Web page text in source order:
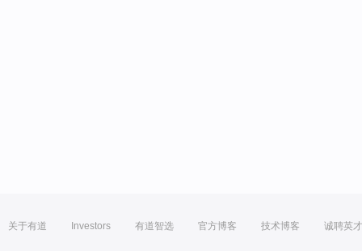
关于有道 Investors 有道智选 官方博客 技术博客 诚聘英才